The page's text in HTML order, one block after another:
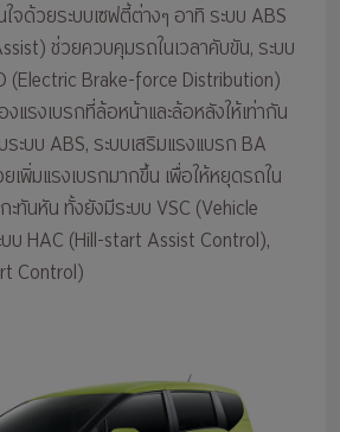
จด้วยระบบเซฟตี้ต่างๆ อาทิ ระบบ ABS
ช่วยควบคุมรถในเวลาคับขัน, ระบบ
(Electric Brake-force Distribution)
แรงเบรกที่ล้อหน้าและล้อหลังให้เท่ากัน
ะบบ ABS, ระบบเสริมแรงแบรก BA
เพิ่มแรงเบรกมากขึ้น เพื่อให้หยุดรถใน
ะทันหัน ทั้งยังมีระบบ VSC (Vehicle
บ HAC (Hill-start Assist Control),
Control)